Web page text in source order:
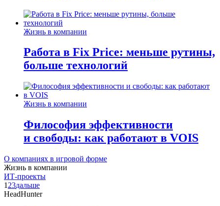
Жизнь в компании
Работа в Fix Price: меньше рутины,
больше технологий
Жизнь в компании
Философия эффективности
и свободы: как работают в VOIS
О компаниях в игровой форме
Жизнь в компании
ИТ-проекты
1 23дальше
HeadHunter